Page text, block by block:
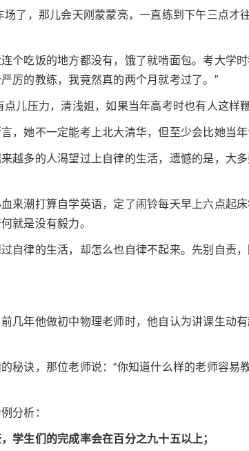
场了，那儿会天刚蒙蒙亮，一直练到下午三点才
个吃饭的地方都没有，饿了就啃面包。考大学
厉的教练，我竟然真的两个月就考过了。”
儿压力，清浅姐，如果当年高考时也有人这样
，她不一定能考上北大清华，但至少会比她当年
越多的人渴望过上自律的生活，遗憾的是，大
来潮打算自学英语，定了闹铃每天早上六点起
就是没有毅力。
自律的生活，却怎么也自律不起来。先别自责，
几年他做初中物理老师时，他自认为讲课生动
秘诀，那位老师说：“你知道什么样的老师容易
分析：
学生们的完成率会在百分之九十五以上；